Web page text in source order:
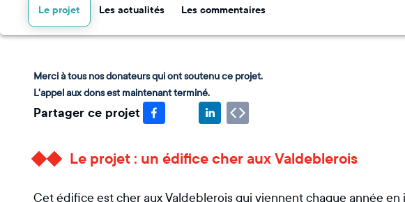
Le projet Les actualités Les commentaires
Merci à tous nos donateurs qui ont soutenu ce projet.
L'appel aux dons est maintenant terminé.
Partager ce projet
Le projet : un édifice cher aux Valdeblerois
Cet édifice est cher aux Valdeblerois qui viennent chaque année en